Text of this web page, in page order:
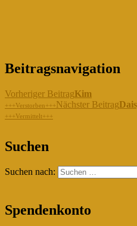
Beitragsnavigation
Vorheriger BeitragKim
+++Verstorben+++Nächster Beitrag
+++Vermittelt+++
"Gemeinsam für die
Rumänien!"
Suchen
Suchen nach:
Spendenkonto